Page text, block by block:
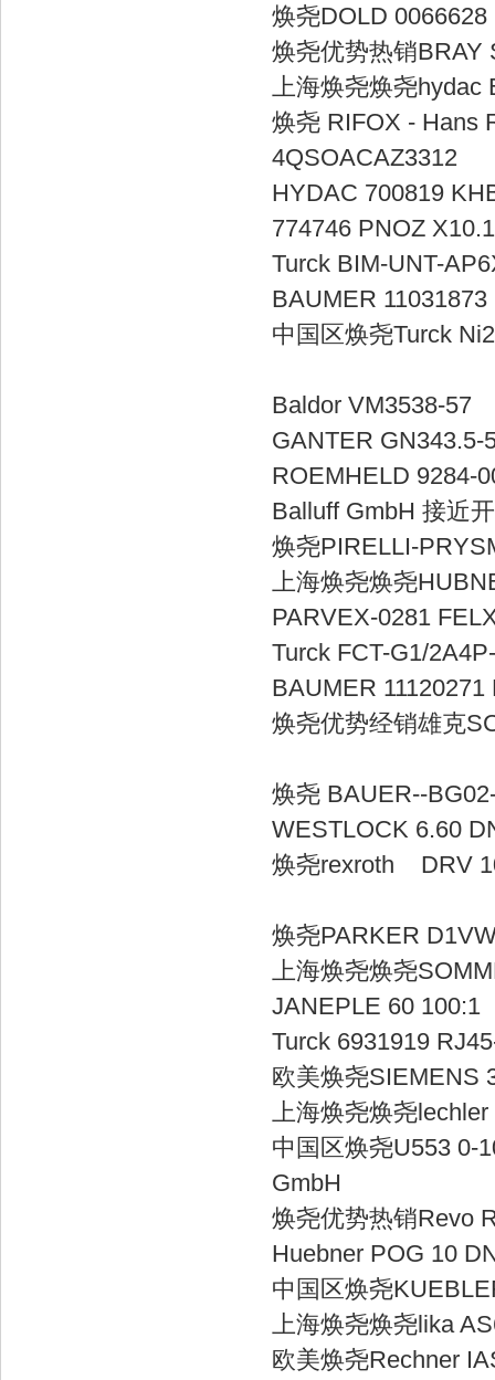
焕尧DOLD
焕尧优势热
上海焕尧焕尧
焕尧 RIFOX - Hans
HYDAC
774746 PNOZ
Turck BIM-
BAUMER
中国区焕尧
Baldor
GANTER
Balluff GmbH
焕尧
上海焕尧焕尧
PARVEX-
Turck FCT-
BAUMER
焕尧优势经销雄
焕尧 BAUER--
WESTLOCK
焕尧rexroth
焕尧
上海焕尧焕
JANEPLE
Turck
欧美焕尧
上海焕尧焕尧
中国区焕尧U553 0-
焕尧优势热销
Huebner
中国区焕尧
上海焕尧焕尧
欧美焕尧